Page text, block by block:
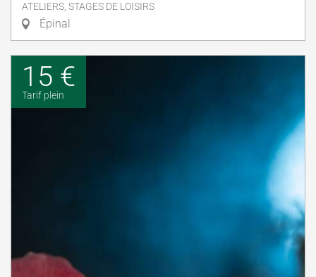
ATELIERS, STAGES DE LOISIRS
Épinal
15 €
Tarif plein